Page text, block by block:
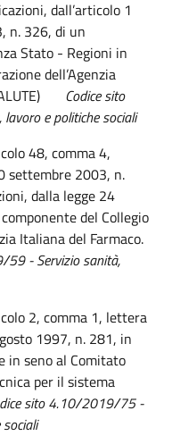
dall’articolo 1
n. 326, di un
Stato - Regioni in
dell’Agenzia
Codice sito
lavoro e politiche sociali
48, comma 4,
settembre 2003, n.
dalla legge 24
del Collegio
Italiana del Farmaco.
- Servizio sanità,
2, comma 1, lettera
1997, n. 281, in
in seno al Comitato
per il sistema
sito 4.10/2019/75 -